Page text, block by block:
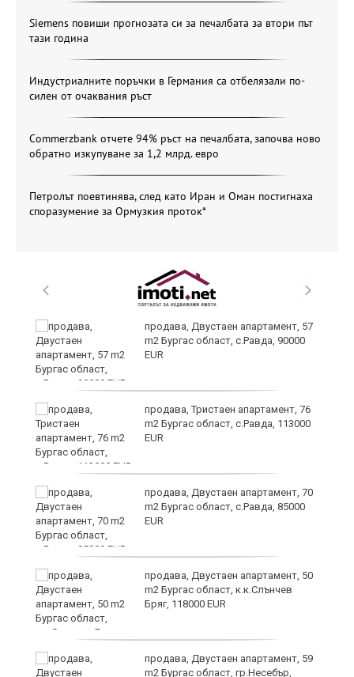
Siemens повиши прогнозата си за печалбата за втори път
тази година
Индустриалните поръчки в Германия са отбелязали по-
силен от очаквания ръст
Commerzbank отчете 94% ръст на печалбата, започва ново
обратно изкупуване за 1,2 млрд. евро
Петролът поевтинява, след като Иран и Оман постигнаха
споразумение за Ормузкия проток*
продава, Двустаен апартамент, 57
m2 Бургас област, с.Равда, 90000
EUR
продава, Тристаен апартамент, 76
m2 Бургас област, с.Равда, 113000
EUR
продава, Двустаен апартамент, 70
m2 Бургас област, с.Равда, 85000
EUR
продава, Двустаен апартамент, 50
m2 Бургас област, к.к.Слънчев
Бряг, 118000 EUR
продава, Двустаен апартамент, 59
m2 Бургас област, гр.Несебър,